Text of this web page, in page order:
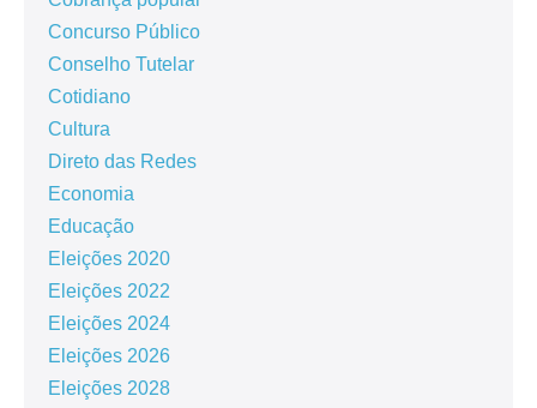
Concurso Público
Conselho Tutelar
Cotidiano
Cultura
Direto das Redes
Economia
Educação
Eleições 2020
Eleições 2022
Eleições 2024
Eleições 2026
Eleições 2028